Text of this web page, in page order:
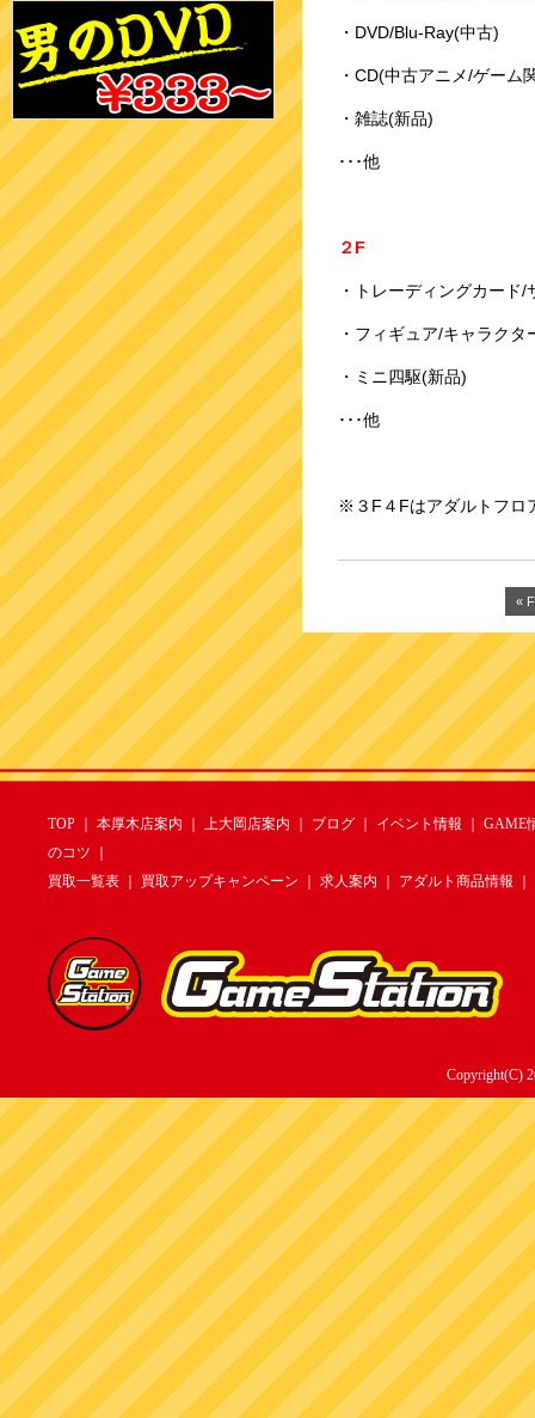
・DVD/Blu-Ray(中古)
・CD(中古アニメ/ゲーム
・雑誌(新品)
･･･他
２F
・トレーディングカー
・フィギュア/キャラク
・ミニ四駆(新品)
･･･他
※３F４Fはアダルトフロ
«
TOP ｜ 本厚木店案内 ｜ 上大岡店案内 ｜ ブログ ｜ イベント情報 ｜ GAME
のコツ ｜
買取一覧表 ｜ 買取アップキャンペーン ｜ 求人案内 ｜ アダルト商品情報 ｜
Copyright(C)